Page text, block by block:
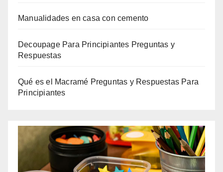
Manualidades en casa con cemento
Decoupage Para Principiantes Preguntas y
Respuestas
Qué es el Macramé Preguntas y Respuestas Para
Principiantes